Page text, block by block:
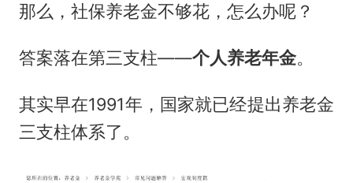
那么，社保养老金不够花，怎么办呢？
答案落在第三支柱——个人养老年金。
其实早在1991年，国家就已经提出养老金
三支柱体系了。